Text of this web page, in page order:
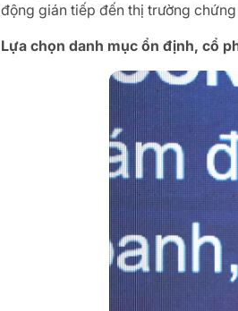
động gián tiếp đến thị trường
Lựa chọn danh mục ổn định, cổ